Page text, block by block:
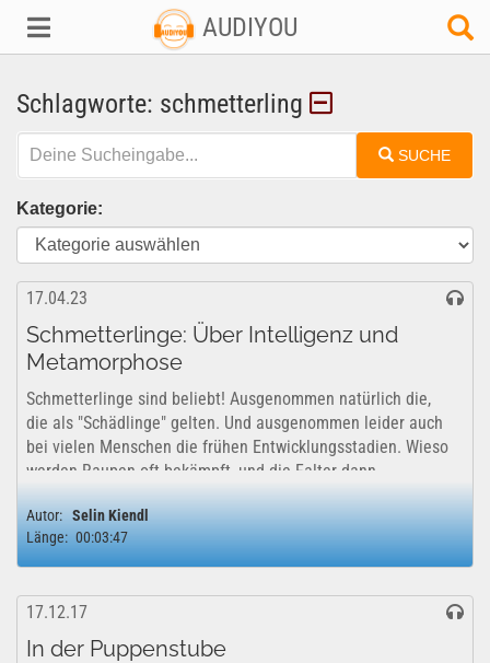
AUDIYOU
Schlagworte: schmetterling
SUCHE
Kategorie:
17.04.23
Schmetterlinge: Über Intelligenz und
Metamorphose
Schmetterlinge sind beliebt! Ausgenommen natürlich die,
die als "Schädlinge" gelten. Und ausgenommen leider auch
bei vielen Menschen die frühen Entwicklungsstadien. Wieso
werden Raupen oft bekämpft, und die Falter dann
bewundert? Und was passiert...
Autor: Selin Kiendl
Länge: 00:03:47
17.12.17
In der Puppenstube